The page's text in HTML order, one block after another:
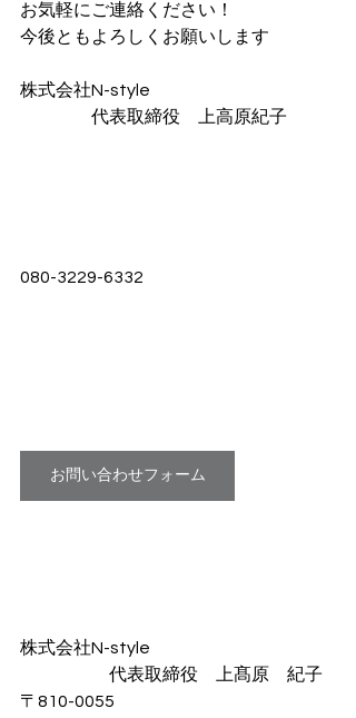
お気軽にご連絡ください！
今後ともよろしくお願いします
株式会社N-style
代表取締役　上高原紀子
080-3229-6332
お問い合わせフォーム
株式会社N-style
代表取締役　上髙原　紀子
〒810-0055